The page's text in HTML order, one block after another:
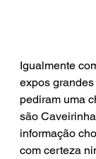
Igualmente
expos
pediram uma
são
informação
com certeza